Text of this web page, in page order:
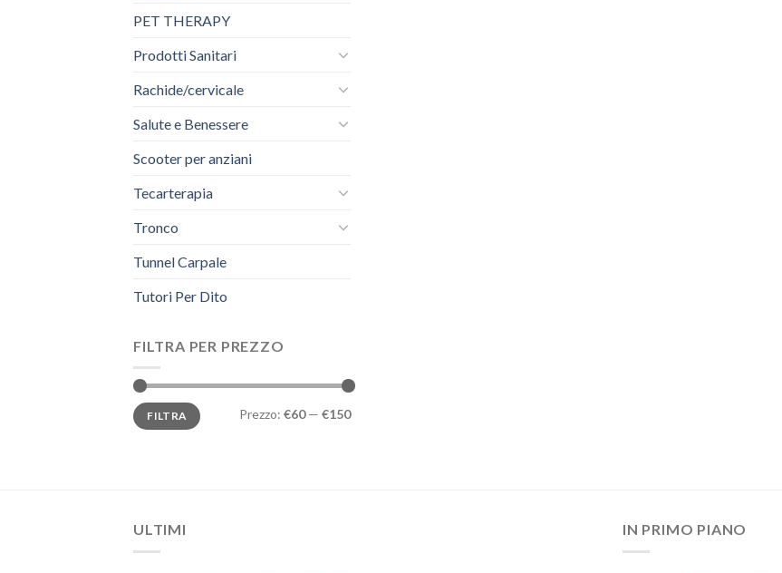
PET THERAPY
Prodotti Sanitari
Rachide/cervicale
Salute e Benessere
Scooter per anziani
Tecarterapia
Tronco
Tunnel Carpale
Tutori Per Dito
FILTRA PER PREZZO
Prezzo
Min
Prezzo
MaxFILTRA Prezzo: €60— €150
ULTIMI IN PRIMO PIANO